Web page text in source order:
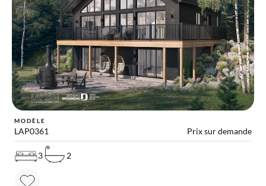
MODÈLE
LAP0361 Prix sur demande
3 2